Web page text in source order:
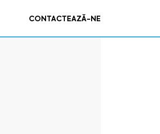
CONTACTEAZĂ-NE